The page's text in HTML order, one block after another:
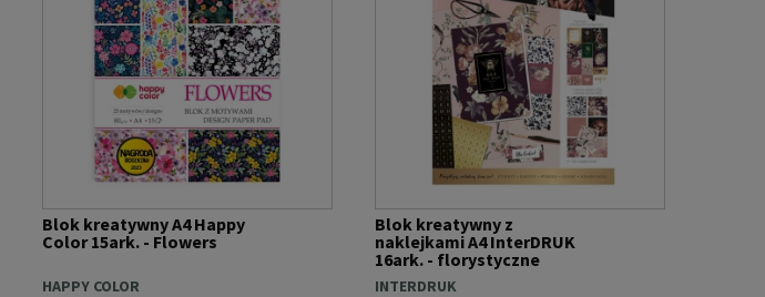
Blok kreatywny A4 Happy
Color 15ark. - Flowers
HAPPY COLOR
Blok kreatywny z
naklejkami A4 InterDRUK
16ark. - florystyczne
motywy
INTERDRUK